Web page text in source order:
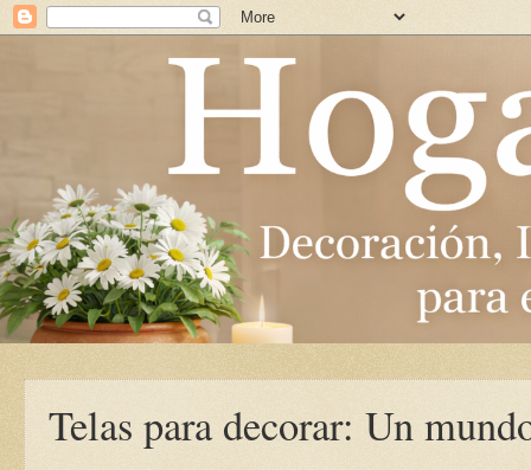
Telas para decorar: Un